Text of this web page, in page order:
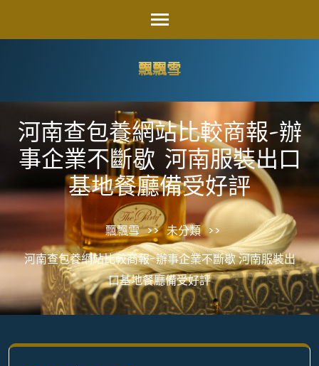
飄飄雪
河南查包養網站比較商報-辦
事企業不斷歇 河南服裝出口
基地餐廳備受好評
飄飄雪 >> 未分類 >>
河南查包養網站比較商報-辦事企業不斷歇 河南服裝出
口基地餐廳備受好評